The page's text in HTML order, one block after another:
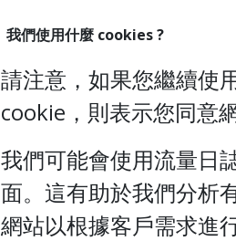
我們使用什麼 cookies ?
請注意，如果您繼續使
cookie，則表示您同意
我們可能會使用流量日
面。這有助於我們分析
網站以根據客戶需求進